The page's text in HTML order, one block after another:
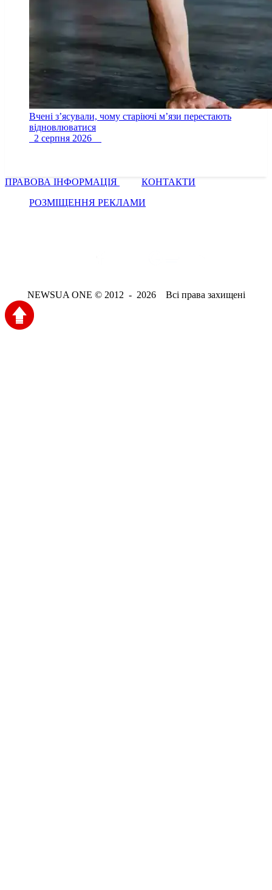
Вчені з’ясували, чому старіючі м’язи перестають
відновлюватися
2 серпня 2026
ПРАВОВА ІНФОРМАЦІЯ
КОНТАКТИ
РОЗМІЩЕННЯ РЕКЛАМИ
NEWSUA ONE © 2012 - 2026 Всі права захищені